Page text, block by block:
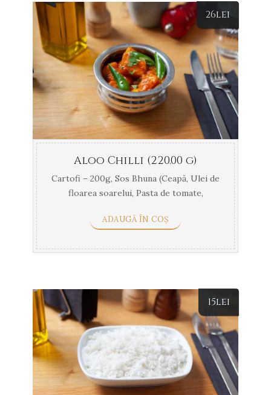
26lei
Aloo Chilli (220.00 g)
Cartofi – 200g, Sos Bhuna (Ceapă, Ulei de
floarea soarelui, Pasta de tomate,
ADAUGĂ ÎN COȘ
15lei